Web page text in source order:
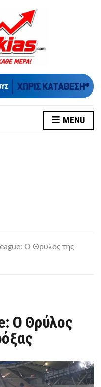
MENU
O Θρύλος της
O Θρύλος